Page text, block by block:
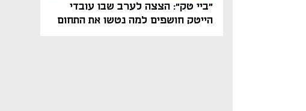
"ביי טק": הצצה לערב שבו עובדי
הייטק חושפים למה נטשו את התחום